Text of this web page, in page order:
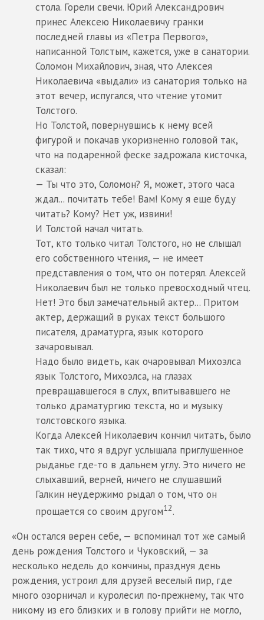
стола. Горели свечи. Юрий Александрович
принес Алексею Николаевичу гранки
последней главы из «Петра Первого»,
написанной Толстым, кажется, уже в санатории.
Соломон Михайлович, зная, что Алексея
Николаевича «выдали» из санатория только на
этот вечер, испугался, что чтение утомит
Толстого.
Но Толстой, повернувшись к нему всей
фигурой и покачав укоризненно головой так,
что на подаренной феске задрожала кисточка,
сказал:
— Ты что это, Соломон? Я, может, этого часа
ждал... почитать тебе! Вам! Кому я еще буду
читать? Кому? Нет уж, извини!
И Толстой начал читать.
Тот, кто только читал Толстого, но не слышал
его собственного чтения, — не имеет
представления о том, что он потерял. Алексей
Николаевич был не только превосходный чтец.
Нет! Это был замечательный актер... Притом
актер, держащий в руках текст большого
писателя, драматурга, язык которого
зачаровывал.
Надо было видеть, как очаровывал Михоэлса
язык Толстого, Михоэлса, на глазах
превращавшегося в слух, впитывавшего не
только драматургию текста, но и музыку
толстовского языка.
Когда Алексей Николаевич кончил читать, было
так тихо, что я вдруг услышала приглушенное
рыданье где-то в дальнем углу. Это ничего не
слыхавший, верней, ничего не слушавший
Галкин неудержимо рыдал о том, что он
прощается со своим другом12.
«Он остался верен себе, — вспоминал тот же самый
день рождения Толстого и Чуковский, — за
несколько недель до кончины, празднуя день
рождения, устроил для друзей веселый пир, где
много озорничал и куролесил по-прежнему, так что
никому из его близких и в голову прийти не могло,